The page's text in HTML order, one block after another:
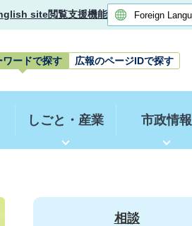
site閲覧支援機能
ワードで探す 広報のページIDで探す
しごと・産業 市政情報
相談